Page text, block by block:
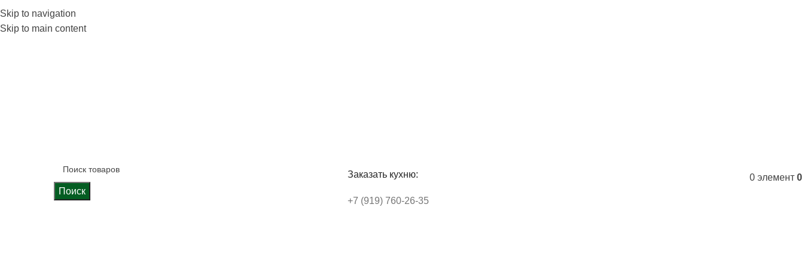
Skip to navigation
Skip to main content
БлогКалькулятор кухни
Поиск
Заказать кухню:
+7 (919) 760-26-35
0 элемент 0